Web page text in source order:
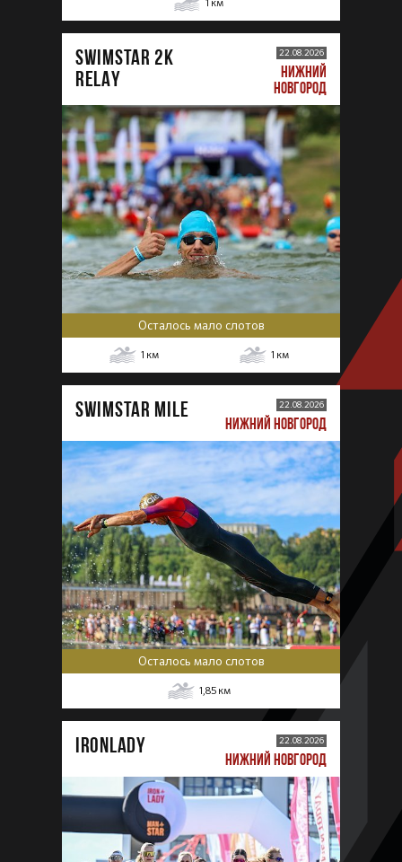
1 км
SWIMSTAR 2K
RELAY
22.08.2026
НИЖНИЙ
НОВГОРОД
Осталось мало слотов
1 км 1 км
SWIMSTAR MILE 22.08.2026
НИЖНИЙ НОВГОРОД
Осталось мало слотов
1,85 км
IRONLADY 22.08.2026
НИЖНИЙ НОВГОРОД